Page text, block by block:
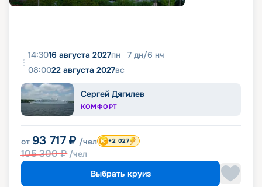
14:3016 августа 2027пн 7 дн/6 нч
08:0022 августа 2027вс
Сергей Дягилев
КОМФОРТ
от 93 717 ₽ /чел
105 300₽ /чел
+2 027
Выбрать круиз